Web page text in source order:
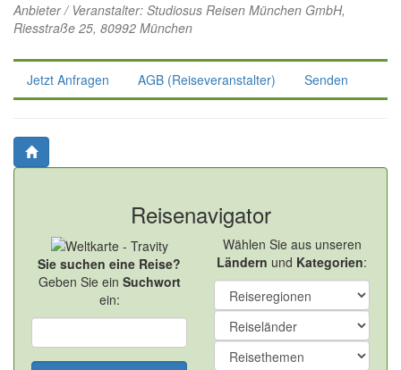
Anbieter / Veranstalter: Studiosus Reisen München GmbH,
Riesstraße 25, 80992 München
Jetzt Anfragen AGB (Reiseveranstalter) Senden
Reisenavigator
Sie suchen eine Reise?
Geben Sie ein Suchwort
ein:
Wählen Sie aus unseren
Ländern und Kategorien: